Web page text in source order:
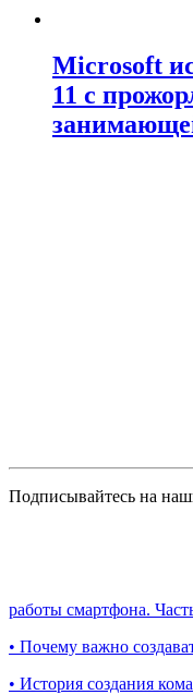
Microsoft
11 с
Подписывайтесь на
работы смартфона.
• Почему важно
• История создания